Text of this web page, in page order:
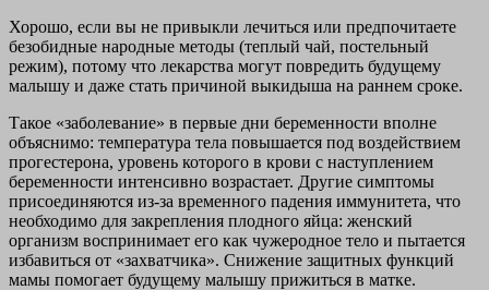
Хорошо, если вы не привыкли лечиться или предпочитаете
безобидные народные методы (теплый чай, постельный
режим), потому что лекарства могут повредить будущему
малышу и даже стать причиной выкидыша на раннем сроке.
Такое «заболевание» в первые дни беременности вполне
объяснимо: температура тела повышается под воздействием
прогестерона, уровень которого в крови с наступлением
беременности интенсивно возрастает. Другие симптомы
присоединяются из-за временного падения иммунитета, что
необходимо для закрепления плодного яйца: женский
организм воспринимает его как чужеродное тело и пытается
избавиться от «захватчика». Снижение защитных функций
мамы помогает будущему малышу прижиться в матке.